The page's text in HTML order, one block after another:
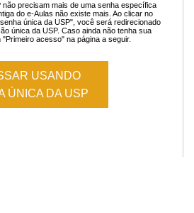
precisam mais de uma senha específica
do e-Aulas não existe mais. Ao clicar no
única da USP", você será redirecionado
única da USP. Caso ainda não tenha sua
acesso" na página a seguir.
USANDO
ÚNICA DA USP